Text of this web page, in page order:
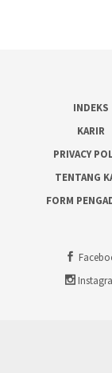
INDEKS
KARIR
PRIVACY
TENTANG
FORM